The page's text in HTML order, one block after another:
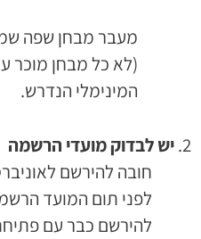
מעבר מבחן שפה
(לא כל מבחן מוכר
המינימלי הנדרש.
יש לבדוק מועדי הרשמה
חובה להירשם
לפני תום המועד
להירשם כבר עם